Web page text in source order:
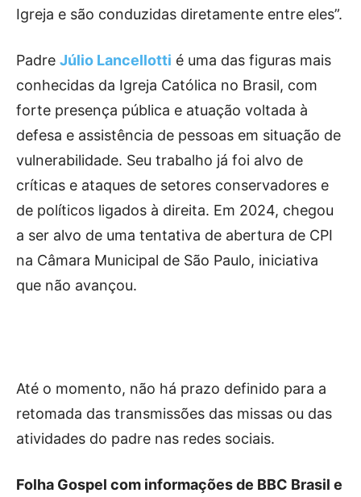
Igreja e são conduzidas diretamente entre eles”.
Padre Júlio Lancellotti é uma das figuras mais
conhecidas da Igreja Católica no Brasil, com
forte presença pública e atuação voltada à
defesa e assistência de pessoas em situação de
vulnerabilidade. Seu trabalho já foi alvo de
críticas e ataques de setores conservadores e
de políticos ligados à direita. Em 2024, chegou
a ser alvo de uma tentativa de abertura de CPI
na Câmara Municipal de São Paulo, iniciativa
que não avançou.
Até o momento, não há prazo definido para a
retomada das transmissões das missas ou das
atividades do padre nas redes sociais.
Folha Gospel com informações de BBC Brasil e